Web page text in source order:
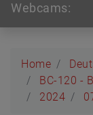
Webcams:
Home
BC-120 -
2024